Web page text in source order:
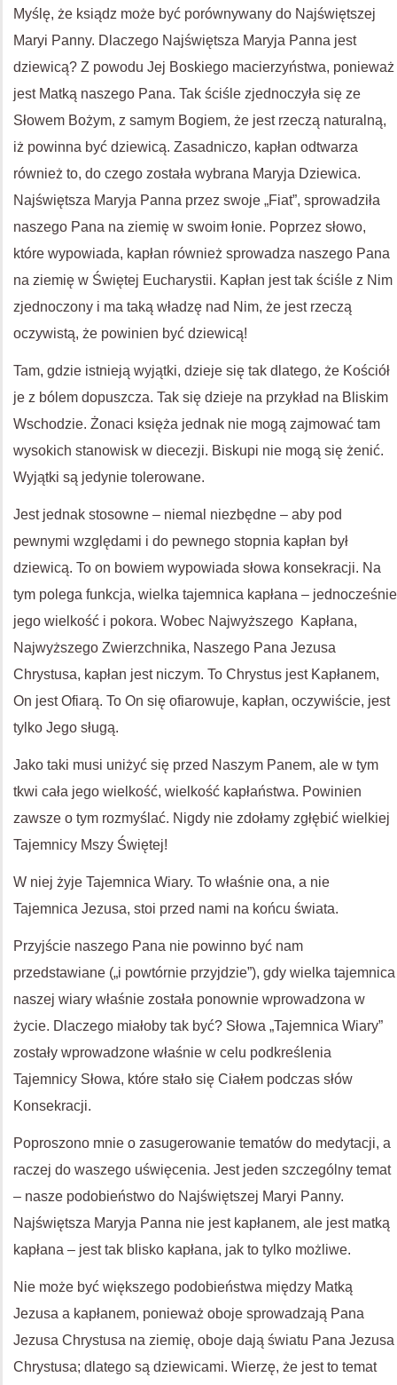
Myślę, że ksiądz może być porównywany do Najświętszej
Maryi Panny. Dlaczego Najświętsza Maryja Panna jest
dziewicą? Z powodu Jej Boskiego macierzyństwa, ponieważ
jest Matką naszego Pana. Tak ściśle zjednoczyła się ze
Słowem Bożym, z samym Bogiem, że jest rzeczą naturalną,
iż powinna być dziewicą. Zasadniczo, kapłan odtwarza
również to, do czego została wybrana Maryja Dziewica.
Najświętsza Maryja Panna przez swoje „Fiat”, sprowadziła
naszego Pana na ziemię w swoim łonie. Poprzez słowo,
które wypowiada, kapłan również sprowadza naszego Pana
na ziemię w Świętej Eucharystii. Kapłan jest tak ściśle z Nim
zjednoczony i ma taką władzę nad Nim, że jest rzeczą
oczywistą, że powinien być dziewicą!
Tam, gdzie istnieją wyjątki, dzieje się tak dlatego, że Kościół
je z bólem dopuszcza. Tak się dzieje na przykład na Bliskim
Wschodzie. Żonaci księża jednak nie mogą zajmować tam
wysokich stanowisk w diecezji. Biskupi nie mogą się żenić.
Wyjątki są jedynie tolerowane.
Jest jednak stosowne – niemal niezbędne – aby pod
pewnymi względami i do pewnego stopnia kapłan był
dziewicą. To on bowiem wypowiada słowa konsekracji. Na
tym polega funkcja, wielka tajemnica kapłana – jednocześnie
jego wielkość i pokora. Wobec Najwyższego Kapłana,
Najwyższego Zwierzchnika, Naszego Pana Jezusa
Chrystusa, kapłan jest niczym. To Chrystus jest Kapłanem,
On jest Ofiarą. To On się ofiarowuje, kapłan, oczywiście, jest
tylko Jego sługą.
Jako taki musi uniżyć się przed Naszym Panem, ale w tym
tkwi cała jego wielkość, wielkość kapłaństwa. Powinien
zawsze o tym rozmyślać. Nigdy nie zdołamy zgłębić wielkiej
Tajemnicy Mszy Świętej!
W niej żyje Tajemnica Wiary. To właśnie ona, a nie
Tajemnica Jezusa, stoi przed nami na końcu świata.
Przyjście naszego Pana nie powinno być nam
przedstawiane („i powtórnie przyjdzie”), gdy wielka tajemnica
naszej wiary właśnie została ponownie wprowadzona w
życie. Dlaczego miałoby tak być? Słowa „Tajemnica Wiary”
zostały wprowadzone właśnie w celu podkreślenia
Tajemnicy Słowa, które stało się Ciałem podczas słów
Konsekracji.
Poproszono mnie o zasugerowanie tematów do medytacji, a
raczej do waszego uświęcenia. Jest jeden szczególny temat
– nasze podobieństwo do Najświętszej Maryi Panny.
Najświętsza Maryja Panna nie jest kapłanem, ale jest matką
kapłana – jest tak blisko kapłana, jak to tylko możliwe.
Nie może być większego podobieństwa między Matką
Jezusa a kapłanem, ponieważ oboje sprowadzają Pana
Jezusa Chrystusa na ziemię, oboje dają światu Pana Jezusa
Chrystusa; dlatego są dziewicami. Wierzę, że jest to temat